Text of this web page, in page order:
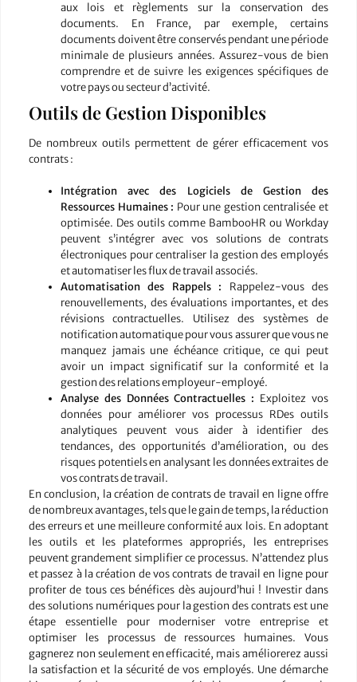
aux lois et règlements sur la conservation des
documents. En France, par exemple, certains
documents doivent être conservés pendant une période
minimale de plusieurs années. Assurez-vous de bien
comprendre et de suivre les exigences spécifiques de
votre pays ou secteur d’activité.
Outils de Gestion Disponibles
De nombreux outils permettent de gérer efficacement vos
contrats :
Intégration avec des Logiciels de Gestion des
Ressources Humaines : Pour une gestion centralisée et
optimisée. Des outils comme BambooHR ou Workday
peuvent s’intégrer avec vos solutions de contrats
électroniques pour centraliser la gestion des employés
et automatiser les flux de travail associés.
Automatisation des Rappels : Rappelez-vous des
renouvellements, des évaluations importantes, et des
révisions contractuelles. Utilisez des systèmes de
notification automatique pour vous assurer que vous ne
manquez jamais une échéance critique, ce qui peut
avoir un impact significatif sur la conformité et la
gestion des relations employeur-employé.
Analyse des Données Contractuelles : Exploitez vos
données pour améliorer vos processus RDes outils
analytiques peuvent vous aider à identifier des
tendances, des opportunités d’amélioration, ou des
risques potentiels en analysant les données extraites de
vos contrats de travail.
En conclusion, la création de contrats de travail en ligne offre
de nombreux avantages, tels que le gain de temps, la réduction
des erreurs et une meilleure conformité aux lois. En adoptant
les outils et les plateformes appropriés, les entreprises
peuvent grandement simplifier ce processus. N’attendez plus
et passez à la création de vos contrats de travail en ligne pour
profiter de tous ces bénéfices dès aujourd’hui ! Investir dans
des solutions numériques pour la gestion des contrats est une
étape essentielle pour moderniser votre entreprise et
optimiser les processus de ressources humaines. Vous
gagnerez non seulement en efficacité, mais améliorerez aussi
la satisfaction et la sécurité de vos employés. Une démarche